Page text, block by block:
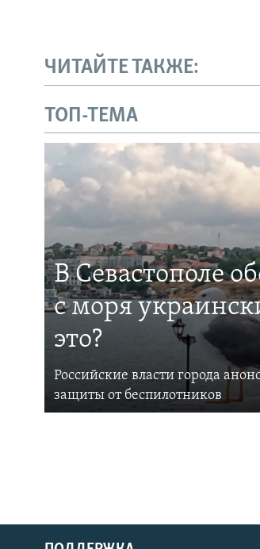
ЧИТАЙТЕ ТАКЖЕ:
ТОП-ТЕМА
В Севастополе
с моря
это?
Российские власти города
защиты от беспилотников